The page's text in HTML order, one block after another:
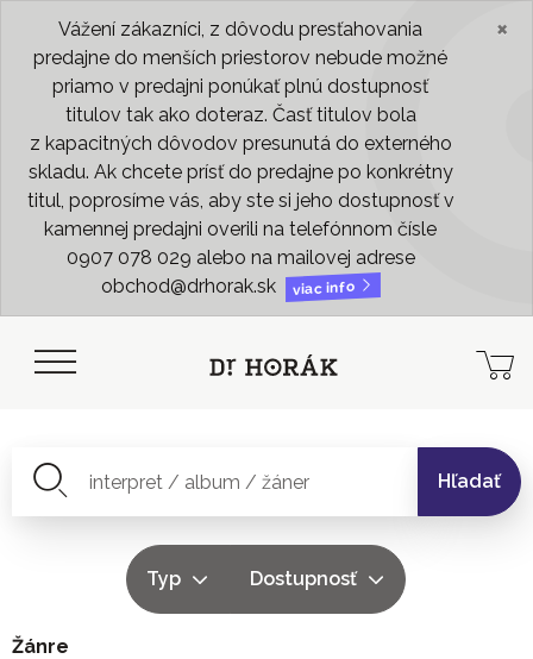
Vážení zákazníci, z dôvodu presťahovania
predajne do menších priestorov nebude možné
priamo v predajni ponúkať plnú dostupnosť
titulov tak ako doteraz. Časť titulov bola
z kapacitných dôvodov presunutá do externého
skladu. Ak chcete prísť do predajne po konkrétny
titul, poprosíme vás, aby ste si jeho dostupnosť v
kamennej predajni overili na telefónnom čísle
0907 078 029 alebo na mailovej adrese
obchod@drhorak.sk
viac info
×
Hľadať
Typ Dostupnosť
Žánre